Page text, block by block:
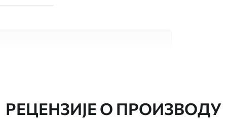
РЕЦЕНЗИЈЕ О ПРОИЗВОДУ